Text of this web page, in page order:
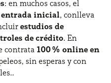
: en muchos casos, el
entrada inicial, conlleva
estudios de
de crédito. En
contrata 100 % online en
sin esperas y con